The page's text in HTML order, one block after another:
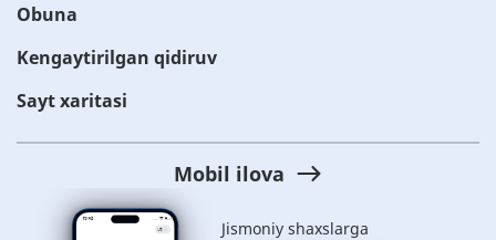
Obuna
Kengaytirilgan qidiruv
Sayt xaritasi
Mobil ilova
Jismoniy shaxslarga